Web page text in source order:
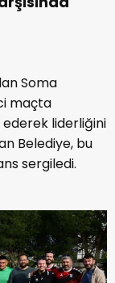
Soma
maçta
liderliğini
Belediye, bu
sergiledi.